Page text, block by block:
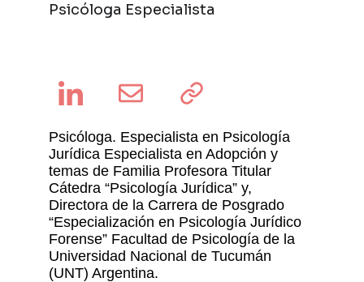
Psicóloga Especialista
Psicóloga. Especialista en Psicología
Jurídica Especialista en Adopción y
temas de Familia Profesora Titular
Cátedra “Psicología Jurídica” y,
Directora de la Carrera de Posgrado
“Especialización en Psicología Jurídico
Forense” Facultad de Psicología de la
Universidad Nacional de Tucumán
(UNT) Argentina.